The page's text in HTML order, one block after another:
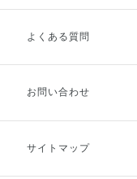
ご利用ガイドトップ
お支払方法
キャンセル・返品・交換
よくある質問
お問い合わせ
サイトマップ